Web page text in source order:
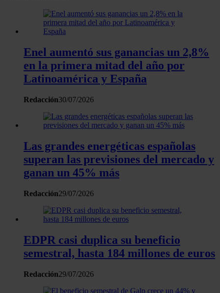
de cookies.
Las cookies de este sitio web se usan para personalizar
el contenido y los anuncios, ofrecer funciones de redes
sociales y analizar el tráfico. Además, compartimos
información sobre el uso que haga del sitio web con
nuestros partners de redes sociales, publicidad y análisis
partir del uso que haya hecho de sus servicios.
Enel aumentó sus ganancias un 2,8%
en la primera mitad del año por
Latinoamérica y España
Redacción30/07/2026
Las grandes energéticas españolas
superan las previsiones del mercado y
ganan un 45% más
Redacción29/07/2026
EDPR casi duplica su beneficio
semestral, hasta 184 millones de euros
Redacción29/07/2026